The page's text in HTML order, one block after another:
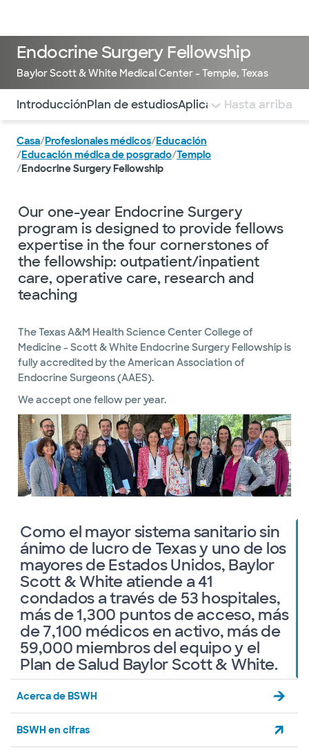
Endocrine Surgery Fellowship
Baylor Scott & White Medical Center - Temple, Texas
Utilice esta navegación para saltar rápidamente a
IntroducciónPlan de estudiosAplicarProfesorado y
Hasta arriba
Casa/Profesionales médicos/Educación
/Educación médica de posgrado/Templo
/Endocrine Surgery Fellowship
Our one-year Endocrine Surgery
program is designed to provide fellows
expertise in the four cornerstones of
the fellowship: outpatient/inpatient
care, operative care, research and
teaching
The Texas A&M Health Science Center College of
Medicine - Scott & White Endocrine Surgery Fellowship is
fully accredited by the American Association of
Endocrine Surgeons (AAES).
We accept one fellow per year.
Como el mayor sistema sanitario sin
ánimo de lucro de Texas y uno de los
mayores de Estados Unidos, Baylor
Scott & White atiende a 41
condados a través de 53 hospitales,
más de 1,300 puntos de acceso, más
de 7,100 médicos en activo, más de
59,000 miembros del equipo y el
Plan de Salud Baylor Scott & White.
Acerca de BSWH
BSWH en cifras